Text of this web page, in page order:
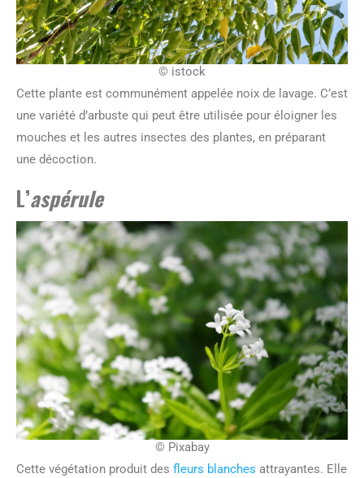
© istock
Cette plante est communément appelée noix de lavage. C’est
une variété d’arbuste qui peut être utilisée pour éloigner les
mouches et les autres insectes des plantes, en préparant
une décoction.
L’aspérule
© Pixabay
Cette végétation produit des fleurs blanches attrayantes. Elle